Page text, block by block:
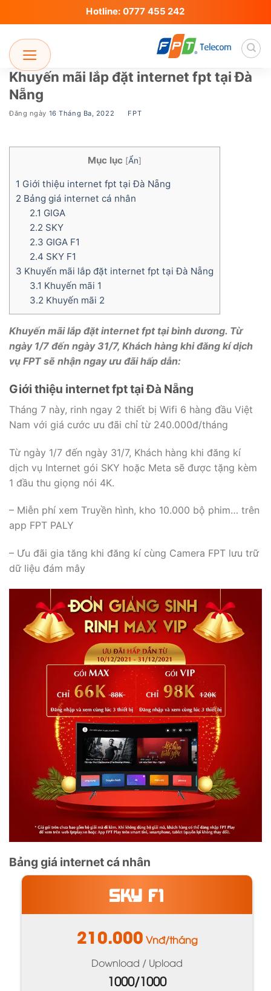
to
content
Hotline: 0777 455 242
Khuyến mãi lắp đặt internet fpt tại Đà
Nẵng
Đăng ngày 16 Tháng Ba, 2022 FPT
Mục lục [Ẩn]
1 Giới thiệu internet fpt tại Đà Nẵng
2 Bảng giá internet cá nhân
2.1 GIGA
2.2 SKY
2.3 GIGA F1
2.4 SKY F1
3 Khuyến mãi lắp đặt internet fpt tại Đà Nẵng
3.1 Khuyến mãi 1
3.2 Khuyến mãi 2
Khuyến mãi lắp đặt internet fpt tại bình dương. Từ
ngày 1/7 đến ngày 31/7, Khách hàng khi đăng kí dịch
vụ FPT sẽ nhận ngay ưu đãi hấp dẫn:
Giới thiệu internet fpt tại Đà Nẵng
Tháng 7 này, rinh ngay 2 thiết bị Wifi 6 hàng đầu Việt
Nam với giá cước ưu đãi chỉ từ 240.000đ/tháng
Từ ngày 1/7 đến ngày 31/7, Khách hàng khi đăng kí
dịch vụ Internet gói SKY hoặc Meta sẽ được tặng kèm
1 đầu thu giọng nói 4K.
– Miễn phí xem Truyền hình, kho 10.000 bộ phim… trên
app FPT PALY
– Ưu đãi gia tăng khi đăng kí cùng Camera FPT lưu trữ
dữ liệu đám mây
Bảng giá internet cá nhân
GIGA
195.000Vnđ/tháng
Download / Upload
1000/300